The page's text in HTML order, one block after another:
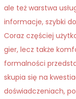
ale też warstwa
informacje, szybki
Coraz częściej
gier, lecz także
formalności
skupia się na
doświadczeniach,